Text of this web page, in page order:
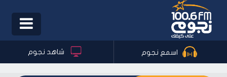
Toggle
اسمع نجوم شاهد نجوم